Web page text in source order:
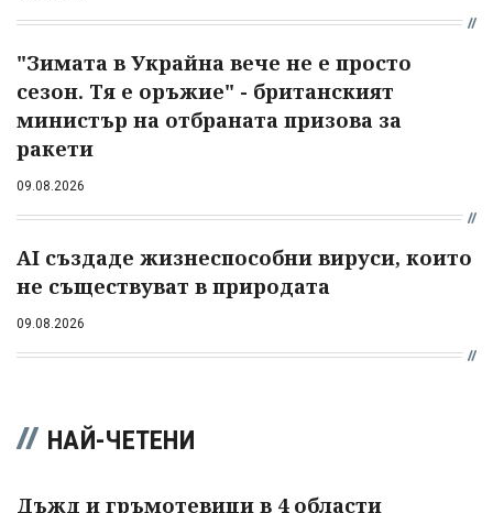
"Зимата в Украйна вече не е просто
сезон. Тя е оръжие" - британският
министър на отбраната призова за
ракети
09.08.2026
AI създаде жизнеспособни вируси, които
не съществуват в природата
09.08.2026
НАЙ-ЧЕТЕНИ
Дъжд и гръмотевици в 4 области